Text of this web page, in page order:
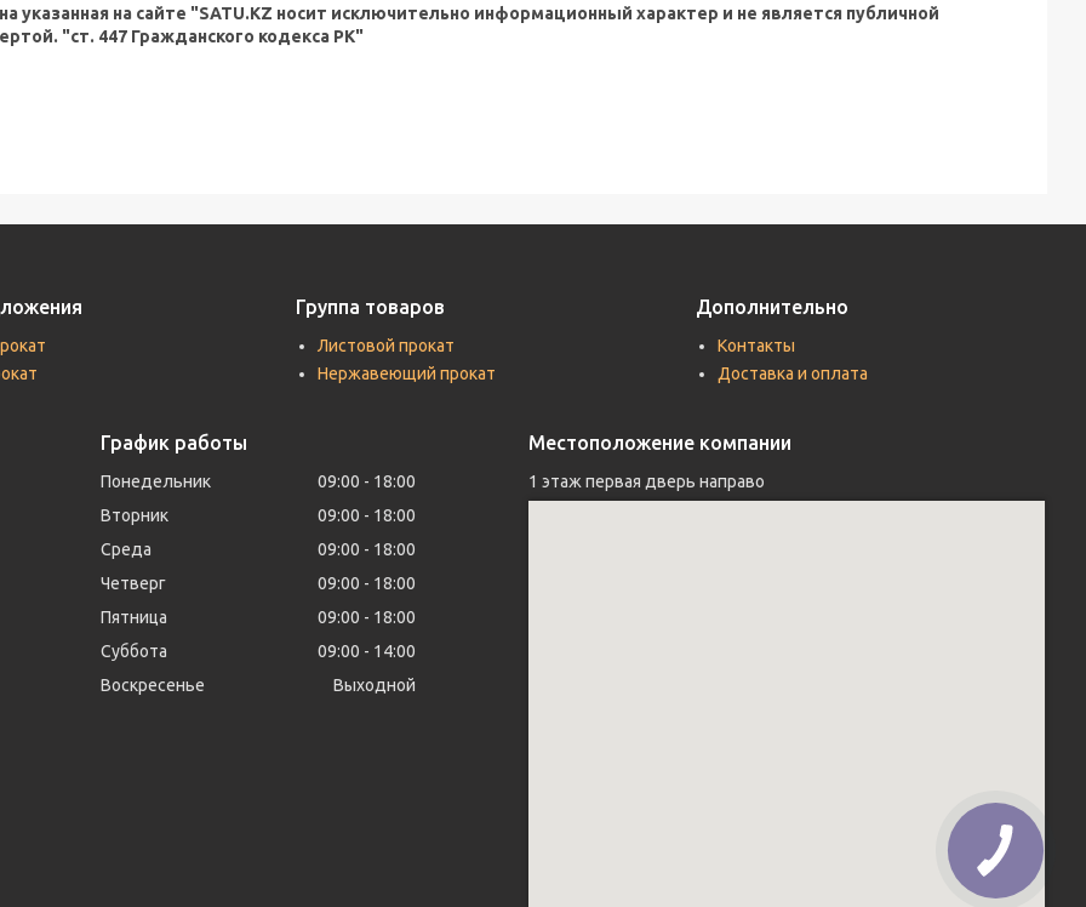
указанная на сайте "SATU.KZ носит исключительно информационный характер и не является публичной
"ст. 447 Гражданского кодекса РК"
Группа товаров
Листовой прокат
Нержавеющий прокат
Дополнительно
Контакты
Доставка и оплата
График работы
Понедельник 09:00
18:00
Вторник
09:00
18:00
Среда
09:00
18:00
Четверг
09:00
18:00
Пятница
09:00
18:00
Суббота
09:00
14:00
Воскресенье
Выходной
Местоположение компании
1 этаж первая дверь направо